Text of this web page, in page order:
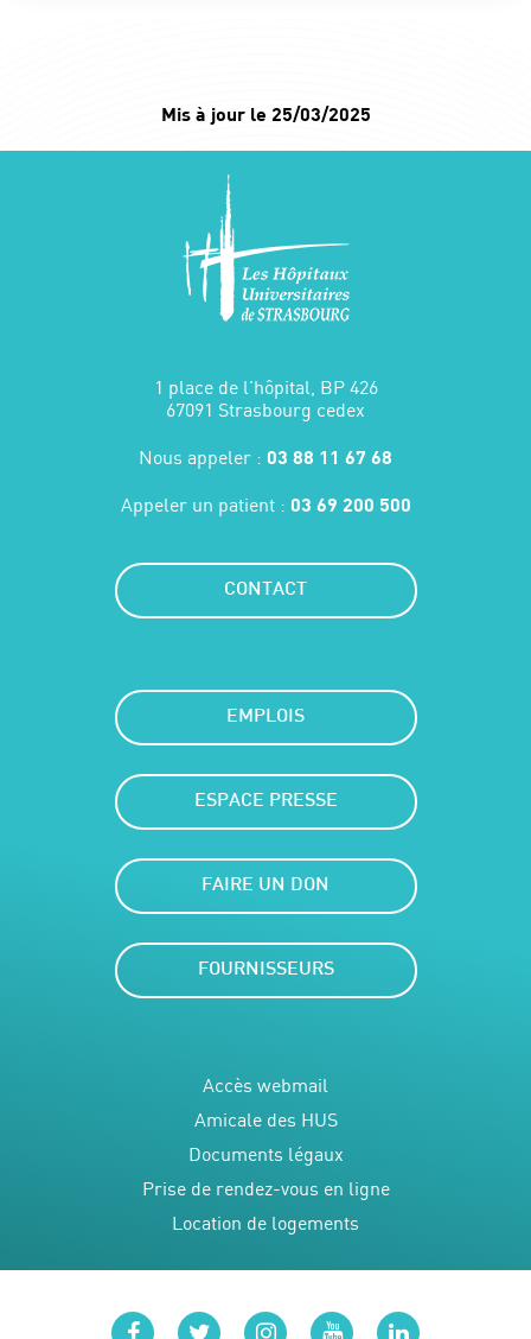
Mis à jour le 25/03/2025
1 place de l'hôpital, BP 426
67091 Strasbourg cedex
Nous appeler : 03 88 11 67 68
Appeler un patient : 03 69 200 500
CONTACT
EMPLOIS
ESPACE PRESSE
FAIRE UN DON
FOURNISSEURS
Accès webmail
Amicale des HUS
Documents légaux
Prise de rendez-vous en ligne
Location de logements
facebooktwitterinstagram
youtubelinkedin